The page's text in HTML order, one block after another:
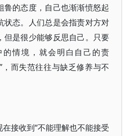
鲁的态度，自己也渐渐愤怒起
状态。人们总是会指责对方对
但是很少能够反思自己。只要
情境，就会明白自己的责
，而失范往往与缺乏修养与不
接收到“不能理解也不能接受